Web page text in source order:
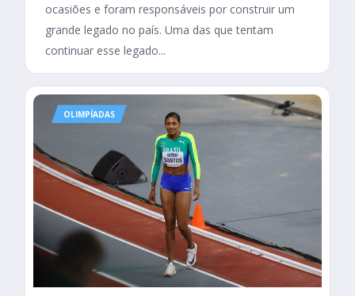
ocasiões e foram responsáveis por construir um
grande legado no país. Uma das que tentam
continuar esse legado...
OLIMPÍADAS